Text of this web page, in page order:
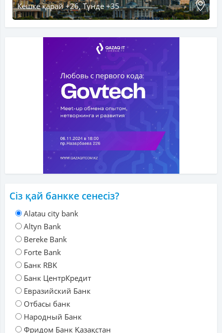
Кешке қарай +26, Түнде +35
Сіз қай банкке сенесіз?
Alatau city bank
Altyn Bank
Bereke Bank
Forte Bank
Банк RBK
Банк ЦентрКредит
Евразийский Банк
Отбасы банк
Народный Банк
Фридом Банк Қазақстан